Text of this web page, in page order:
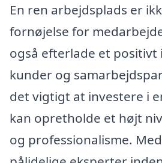
En ren arbejdsplads er
fornøjelse for
også efterlade et positivt
kunder og
det vigtigt at investere i
kan opretholde et højt
og professionalisme.